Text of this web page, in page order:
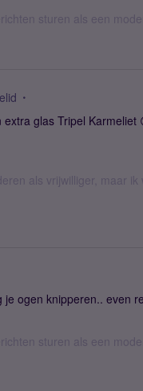
sturen als een
glas Tripel
als vrijwilliger, maar
ogen knipperen.. even
sturen als een